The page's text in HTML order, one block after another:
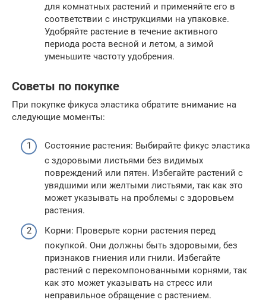
для комнатных растений и применяйте его в
соответствии с инструкциями на упаковке.
Удобряйте растение в течение активного
периода роста весной и летом, а зимой
уменьшите частоту удобрения.
Советы по покупке
При покупке фикуса эластика обратите внимание на
следующие моменты:
Состояние растения: Выбирайте фикус эластика
с здоровыми листьями без видимых
повреждений или пятен. Избегайте растений с
увядшими или желтыми листьями, так как это
может указывать на проблемы с здоровьем
растения.
Корни: Проверьте корни растения перед
покупкой. Они должны быть здоровыми, без
признаков гниения или гнили. Избегайте
растений с перекомпонованными корнями, так
как это может указывать на стресс или
неправильное обращение с растением.